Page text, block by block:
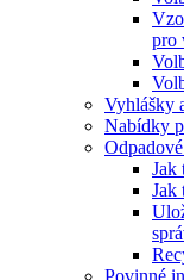
pro
Vyhlášky
Nabídky
Jak
Jak
Povinné